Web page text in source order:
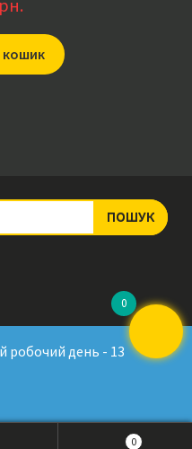
робочий день - 13
кошик
ПОШУК
Krinitsa
0
0